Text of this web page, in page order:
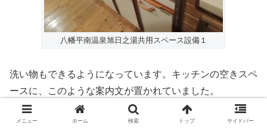
八幡平南温泉旭日之湯共用スペース設備１
洗い物もできるようになっています。キッチンの空きスペ
ースに、このような案内文が置かれていました。
メニュー ホーム 検索 トップ サイドバー